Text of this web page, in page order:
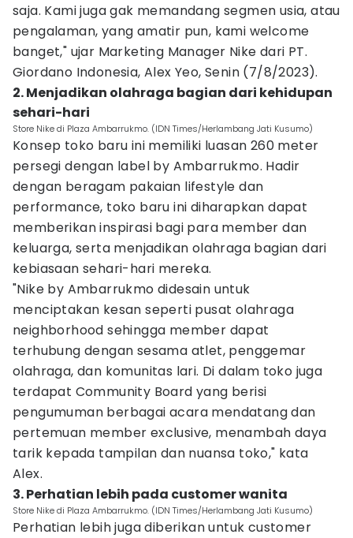
saja. Kami juga gak memandang segmen usia, atau
pengalaman, yang amatir pun, kami welcome
banget," ujar Marketing Manager Nike dari PT.
Giordano Indonesia, Alex Yeo, Senin (7/8/2023).
2. Menjadikan olahraga bagian dari kehidupan
sehari-hari
Store Nike di Plaza Ambarrukmo. (IDN Times/Herlambang Jati Kusumo)
Konsep toko baru ini memiliki luasan 260 meter
persegi dengan label by Ambarrukmo. Hadir
dengan beragam pakaian lifestyle dan
performance, toko baru ini diharapkan dapat
memberikan inspirasi bagi para member dan
keluarga, serta menjadikan olahraga bagian dari
kebiasaan sehari-hari mereka.
"Nike by Ambarrukmo didesain untuk
menciptakan kesan seperti pusat olahraga
neighborhood sehingga member dapat
terhubung dengan sesama atlet, penggemar
olahraga, dan komunitas lari. Di dalam toko juga
terdapat Community Board yang berisi
pengumuman berbagai acara mendatang dan
pertemuan member exclusive, menambah daya
tarik kepada tampilan dan nuansa toko," kata
Alex.
3. Perhatian lebih pada customer wanita
Store Nike di Plaza Ambarrukmo. (IDN Times/Herlambang Jati Kusumo)
Perhatian lebih juga diberikan untuk customer